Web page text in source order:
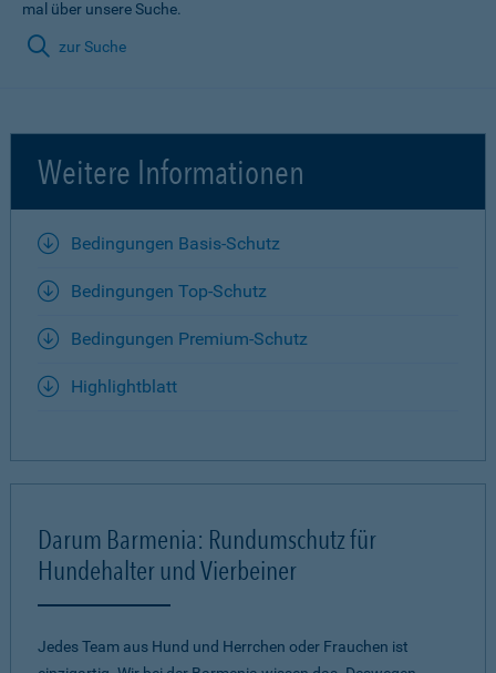
mal über unsere Suche.
zur Suche
Weitere Informationen
Bedingungen Basis-Schutz
Bedingungen Top-Schutz
Bedingungen Premium-Schutz
Highlightblatt
Darum Barmenia: Rundumschutz für
Hundehalter und Vierbeiner
Jedes Team aus Hund und Herrchen oder Frauchen ist